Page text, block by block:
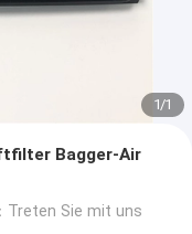
1/1
Bagger-Air
Treten Sie mit uns